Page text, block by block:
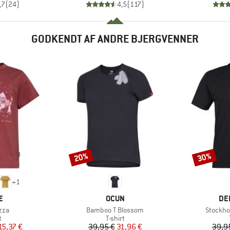
(24) 4,5(117)
GODKENDT AF ANDRE BJERGVENNER
+1
pris
€
MÆRKE
OCUN
Artikel
Bamboo T Blossom
Produktgruppe
T-shirt
Pris
39,95 €Nedsat pris
31,96 €
Rabat
20%
Artikel
Rabat
30%